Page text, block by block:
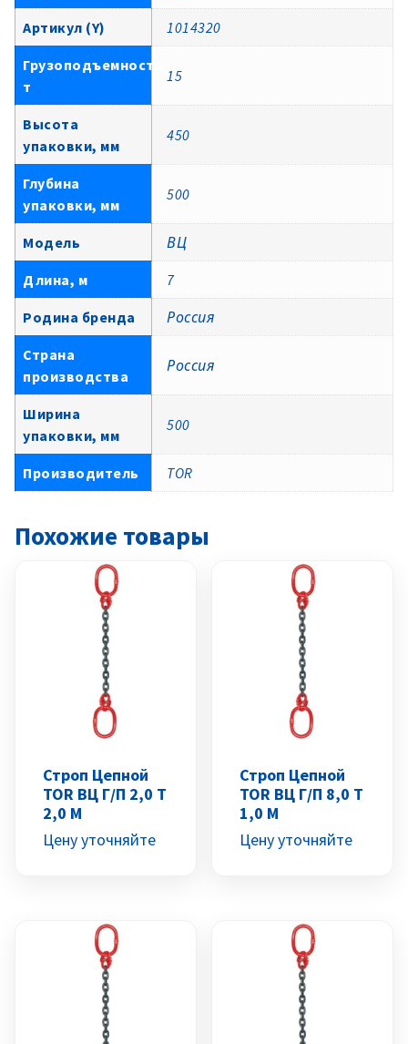
Артикул (Y) 1014320
Грузоподъемность,
т
15
Высота
упаковки, мм
450
Глубина
упаковки, мм
500
Модель ВЦ
Длина, м 7
Родина бренда Россия
Страна
производства
Россия
Ширина
упаковки, мм
500
Производитель TOR
Похожие товары
Строп Цепной
TOR ВЦ Г/п 2,0 Т
2,0 М
Цену уточняйте
Строп Цепной
TOR ВЦ Г/п 8,0 Т
1,0 М
Цену уточняйте